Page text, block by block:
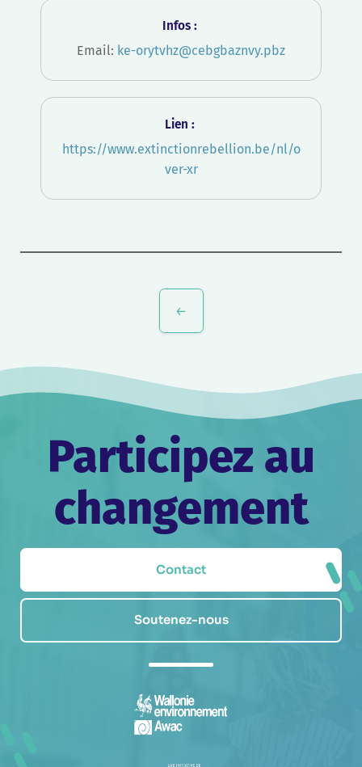
Infos :
Email: ke-orytvhz@cebgbaznvy.pbz
Lien :
https://www.extinctionrebellion.be/nl/o
ver-xr
Participez au
changement
Contact
Soutenez-nous